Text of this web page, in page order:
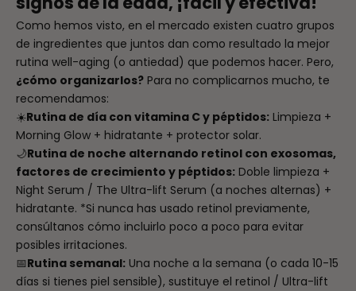
Como hemos visto, en el mercado existen cuatro grupos
de ingredientes que juntos dan como resultado la mejor
rutina well-aging (o antiedad) que podemos hacer. Pero,
¿cómo organizarlos? Para no complicarnos mucho, te
recomendamos:
☀️Rutina de día con vitamina C y péptidos: Limpieza +
Morning Glow + hidratante + protector solar.
🌙Rutina de noche alternando retinol con exosomas,
factores de crecimiento y péptidos: Doble limpieza +
Night Serum / The Ultra-lift Serum (a noches alternas) +
hidratante. *Si nunca has usado retinol previamente,
consúltanos cómo incluirlo poco a poco para evitar
posibles irritaciones.
📅Rutina semanal: Una noche a la semana (o cada 10-15
días si tienes piel sensible), sustituye el retinol / Ultra-lift